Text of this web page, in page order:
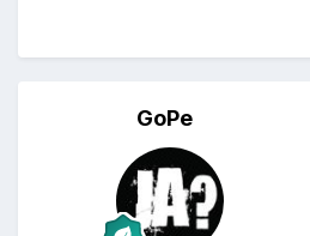
GoPe